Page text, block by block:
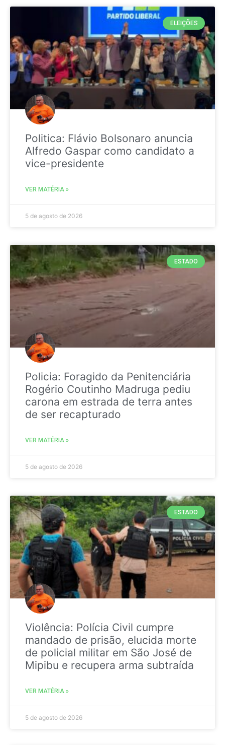
ELEIÇÕES
Politica: Flávio Bolsonaro anuncia
Alfredo Gaspar como candidato a
vice-presidente
VER MATÉRIA »
5 de agosto de 2026
ESTADO
Policia: Foragido da Penitenciária
Rogério Coutinho Madruga pediu
carona em estrada de terra antes
de ser recapturado
VER MATÉRIA »
5 de agosto de 2026
ESTADO
Violência: Polícia Civil cumpre
mandado de prisão, elucida morte
de policial militar em São José de
Mipibu e recupera arma subtraída
VER MATÉRIA »
5 de agosto de 2026